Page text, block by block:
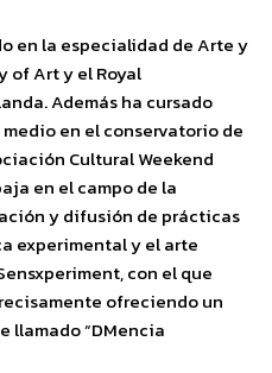
en la especialidad de Arte y
of Art y el Royal
Además ha cursado
en el conservatorio de
Cultural Weekend
en el campo de la
y difusión de prácticas
experimental y el arte
con el que
ofreciendo un
llamado “DMencia